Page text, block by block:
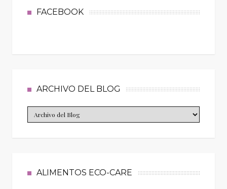
FACEBOOK
ARCHIVO DEL BLOG
ALIMENTOS ECO-CARE